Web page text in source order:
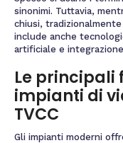
sinonimi. Tuttavia,
chiusi,
include anche
artificiale e
Le principali
impianti di
TVCC
Gli impianti moderni